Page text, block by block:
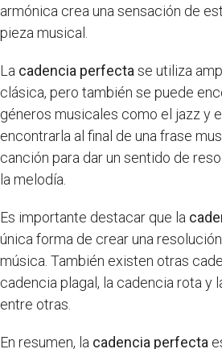
armónica crea una sensación de
pieza musical.
La cadencia perfecta se utiliza
clásica, pero también se puede
géneros musicales como el jazz y
encontrarla al final de una frase
canción para dar un sentido de
la melodía.
Es importante destacar que la
única forma de crear una
música. También existen otras
cadencia plagal, la cadencia rota y
entre otras.
En resumen, la cadencia perfecta